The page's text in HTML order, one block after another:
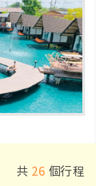
共 26 個行程